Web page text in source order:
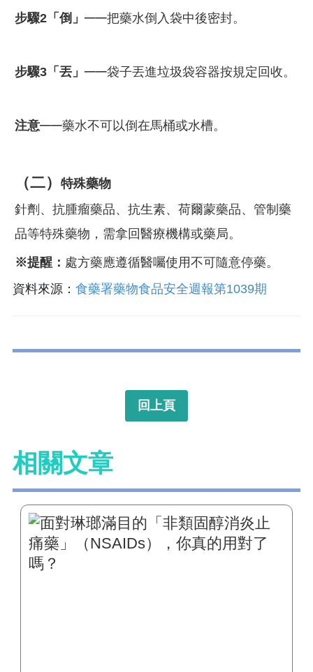
步驟2「 倒」 ──把藥水倒入袋中後密封。
步驟3「 丟」 ──袋子丟進垃圾袋容器按規定回收。
注意──藥水不可以倒在馬桶或水槽。
（二）
特殊藥物
針劑、抗腫瘤藥品、抗生素、荷爾蒙藥品、管制藥
品等特殊藥物，需拿回醫療機構或藥局。
※提醒： 處方藥應遵循醫囑使用不可隨意停藥。
資料來源： 食藥署藥物食品安全週報第1039期
回上頁
相關文章